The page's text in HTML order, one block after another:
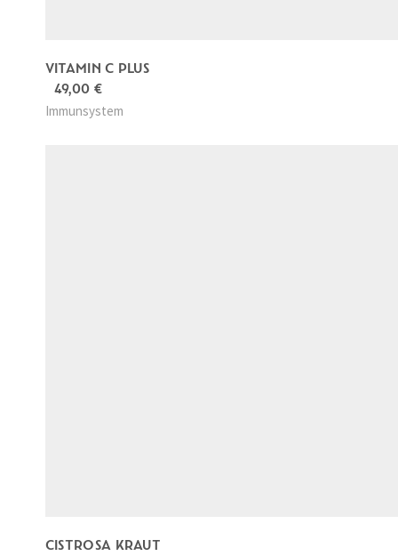
VITAMIN C PLUS
49,00 €
Immunsystem
CISTROSA KRAUT